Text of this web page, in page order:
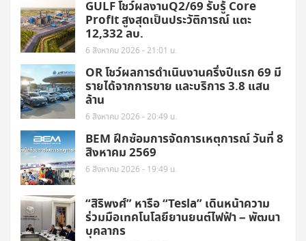
GULF โชว์ผลงานQ2/69 รับรู้ Core
Profit สูงสุดเป็นประวัติการณ์ แตะ
12,332 ลบ.
6 สิงหาคม 2026 - 21:01 น.
OR โชว์ผลการดำเนินงานครึ่งปีแรก 69 มี
รายได้จากการขาย และบริการ 3.8 แสน
ล้าน
6 สิงหาคม 2026 - 20:49 น.
BEM ฝึกซ้อมการจัดการเหตุการณ์ วันที่ 8
สิงหาคม 2569
6 สิงหาคม 2026 - 19:49 น.
“สิริพงศ์” หารือ “Tesla” เดินหน้าความ
ร่วมมือเทคโนโลยียานยนต์ไฟฟ้า – พัฒนา
บุคลากร